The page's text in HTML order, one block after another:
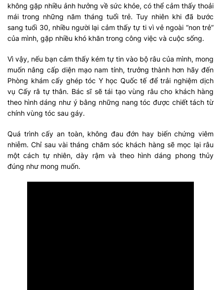
không gặp nhiều ảnh hưởng về sức khỏe, có thể cảm thấy thoải
mái trong những năm tháng tuổi trẻ. Tuy nhiên khi đã bước
sang tuổi 30, nhiều người lại cảm thấy tự ti vì vẻ ngoài “non trẻ”
của mình, gặp nhiều khó khăn trong công việc và cuộc sống.
Vì vậy, nếu bạn cảm thấy kém tự tin vào bộ râu của mình, mong
muốn nâng cấp diện mạo nam tính, trưởng thành hơn hãy đến
Phòng khám cấy ghép tóc Y học Quốc tế để trải nghiệm dịch
vụ Cấy râ tự thân. Bác sĩ sẽ tái tạo vùng râu cho khách hàng
theo hình dáng như ý bằng những nang tóc được chiết tách từ
chính vùng tóc sau gáy.
Quá trình cấy an toàn, không đau đớn hay biến chứng viêm
nhiễm. Chỉ sau vài tháng chăm sóc khách hàng sẽ mọc lại râu
một cách tự nhiên, dày rậm và theo hình dáng phong thủy
đúng như mong muốn.